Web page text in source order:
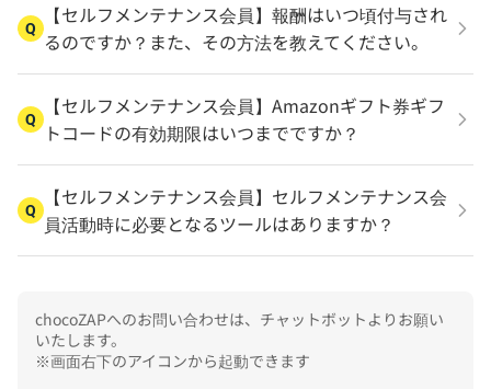
Q
【セルフメンテナンス会員】報酬はいつ頃付与され
るのですか？また、その方法を教えてください。
Q
【セルフメンテナンス会員】Amazonギフト券ギフ
トコードの有効期限はいつまでですか？
Q
【セルフメンテナンス会員】セルフメンテナンス会
員活動時に必要となるツールはありますか？
chocoZAPへのお問い合わせは、チャットボットよりお願い
いたします。
※画面右下のアイコンから起動できます